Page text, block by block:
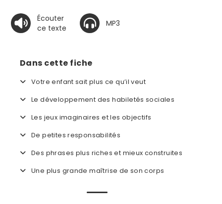
Écouter
ce texte
MP3
Dans cette fiche
Votre enfant sait plus ce qu’il veut
Le développement des habiletés sociales
Les jeux imaginaires et les objectifs
De petites responsabilités
Des phrases plus riches et mieux construites
Une plus grande maîtrise de son corps